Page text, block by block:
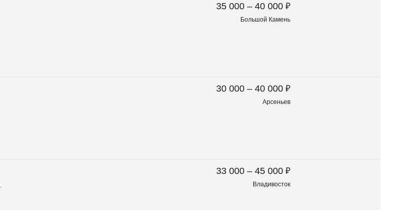
35 000 – 40 000 ₽
Большой Камень
30 000 – 40 000 ₽
Арсеньев
33 000 – 45 000 ₽
Владивосток